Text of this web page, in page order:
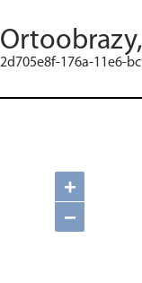
2d705e8f-176a-11e6-
+
−